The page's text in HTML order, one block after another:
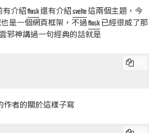
有介紹flask還有介紹svelte這兩個主題，今
是一個網頁框架，不過flask已經很威了那
邪神講過一句經典的話就是
作者的關於這樣子寫